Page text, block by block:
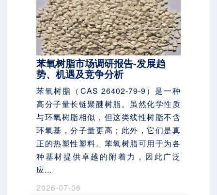
苯氧树脂市场调研报告-发展趋
势、机遇及竞争分析
苯氧树脂（CAS 26402-79-9）是一种
高分子量长链聚醚树脂。虽然化学性质
与环氧树脂相似，但这类线性树脂不含
环氧基，分子量更高；此外，它们是真
正的热塑性塑料。苯氧树脂可用于为各
种基材提供卓越的附着力，因此广泛
应...
2026-07-06